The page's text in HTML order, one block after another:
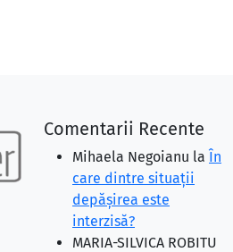
Comentarii Recente
Mihaela Negoianu la În
care dintre situaţii
depăşirea este
interzisă?
MARIA-SILVICA ROBITU